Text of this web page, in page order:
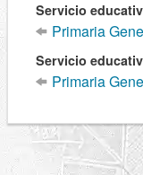
Servicio
Primaria
Servicio
Primaria